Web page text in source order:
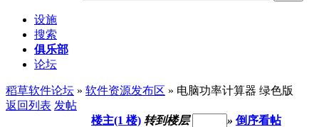
设施
搜索
俱乐部
论坛
稻草软件论坛 » 软件资源发布区 » 电脑功率计算器 绿色版
返回列表 发帖
楼主(1 楼) 转到楼层 » 倒序看帖